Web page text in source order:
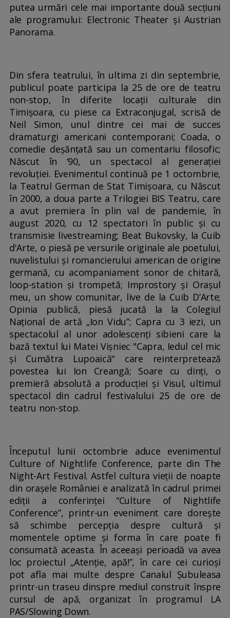
putea urmări cele mai importante două secțiuni
ale programului: Electronic Theater și Austrian
Panorama.
Din sfera teatrului, în ultima zi din septembrie,
publicul poate participa la 25 de ore de teatru
non-stop, în diferite locații culturale din
Timișoara, cu piese ca Extraconjugal, scrisă de
Neil Simon, unul dintre cei mai de succes
dramaturgi americani contemporani; Coada, o
comedie deșănțată sau un comentariu filosofic;
Născut în ‘90, un spectacol al generației
revoluției. Evenimentul continuă pe 1 octombrie,
la Teatrul German de Stat Timișoara, cu Născut
în 2000, a doua parte a Trilogiei BIS Teatru, care
a avut premiera în plin val de pandemie, în
august 2020, cu 12 spectatori în public și cu
transmisie livestreaming; Beat Bukovsky, la Cuib
d'Arte, o piesă pe versurile originale ale poetului,
nuvelistului și romancierului american de origine
germană, cu acompaniament sonor de chitară,
loop-station și trompetă; Improstory și Orașul
meu, un show comunitar, live de la Cuib D’Arte;
Opinia publică, piesă jucată la la Colegiul
Național de artă „Ion Vidu”; Capra cu 3 iezi, un
spectacolul al unor adolescenți sibieni care la
bază textul lui Matei Vișniec "Capra, Iedul cel mic
și Cumătra Lupoaică" care reinterpretează
povestea lui Ion Creangă; Soare cu dinți, o
premieră absolută a producției și Visul, ultimul
spectacol din cadrul festivalului 25 de ore de
teatru non-stop.
Începutul lunii octombrie aduce evenimentul
Culture of Nightlife Conference, parte din The
Night-Art Festival. Astfel cultura vieții de noapte
din orașele României e analizată în cadrul primei
ediții a conferinței “Culture of Nightlife
Conference”, printr-un eveniment care dorește
să schimbe percepția despre cultură și
momentele optime și forma în care poate fi
consumată aceasta. În aceeași perioadă va avea
loc proiectul „Atenție, apă!”, în care cei curioși
pot afla mai multe despre Canalul Șubuleasa
printr-un traseu dinspre mediul construit înspre
cursul de apă, organizat în programul LA
PAS/Slowing Down.